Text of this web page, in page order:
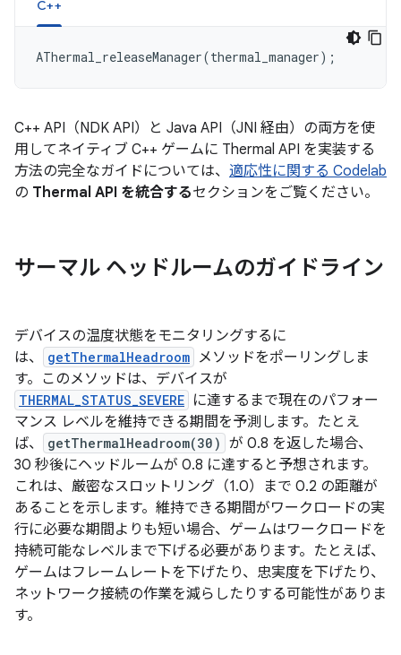
C++
AThermal_releaseManager(thermal_manager);
C++ API（NDK API）と Java API（JNI 経由）の両方を使
用してネイティブ C++ ゲームに Thermal API を実装する
方法の完全なガイドについては、 適応性に関する Codelab
の Thermal API を統合するセクションをご覧ください。
サーマル ヘッドルームのガイドライン
デバイスの温度状態をモニタリングするに
は、
getThermalHeadroom メソッドをポーリングしま
す。このメソッドは、デバイスが
THERMAL_STATUS_SEVERE に達するまで現在のパフォー
マンス レベルを維持できる期間を予測します。たとえ
ば、
getThermalHeadroom(30) が 0.8 を返した場合、
30 秒後にヘッドルームが 0.8 に達すると予想されます。
これは、厳密なスロットリング（1.0）まで 0.2 の距離が
あることを示します。維持できる期間がワークロードの実
行に必要な期間よりも短い場合、ゲームはワークロードを
持続可能なレベルまで下げる必要があります。たとえば、
ゲームはフレームレートを下げたり、忠実度を下げたり、
ネットワーク接続の作業を減らしたりする可能性がありま
す。